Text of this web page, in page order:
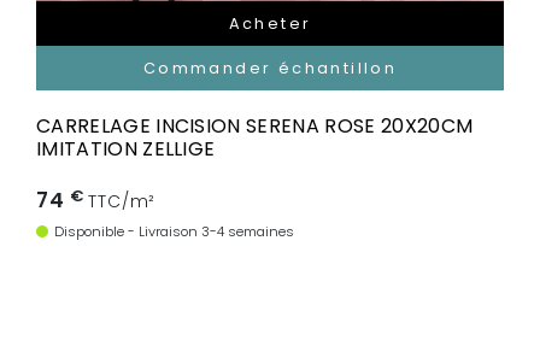
Acheter
Commander échantillon
CARRELAGE INCISION SERENA ROSE 20X20CM
IMITATION ZELLIGE
74 € TTC/m²
Disponible - Livraison 3-4 semaines